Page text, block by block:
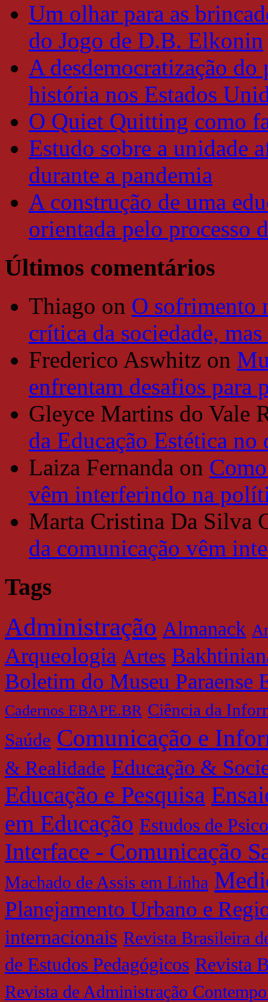
Um olhar para as
do Jogo de D.B. Elkonin
A desdemocratização do
história nos Estados
O Quiet Quitting como
Estudo sobre a unidade
durante a pandemia
A construção de uma
orientada pelo processo
Últimos comentários
Thiago on O sofrimento
crítica da sociedade,
Frederico Aswhitz on
enfrentam desafios para
Gleyce Martins do Vale
da Educação Estética
Laiza Fernanda on
vêm interferindo na
Marta Cristina Da Silva
da comunicação vêm
Tags
Administração Almanack
Arqueologia Artes
Boletim do Museu Paraense
Cadernos EBAPE.BR Ciência da
Saúde Comunicação e
& Realidade Educação &
Educação e Pesquisa
em Educação Estudos de
Interface - Comunicação
Machado de Assis em Linha
Planejamento Urbano e
internacionais Revista Brasileira
de Estudos Pedagógicos Revista
Revista de Administração